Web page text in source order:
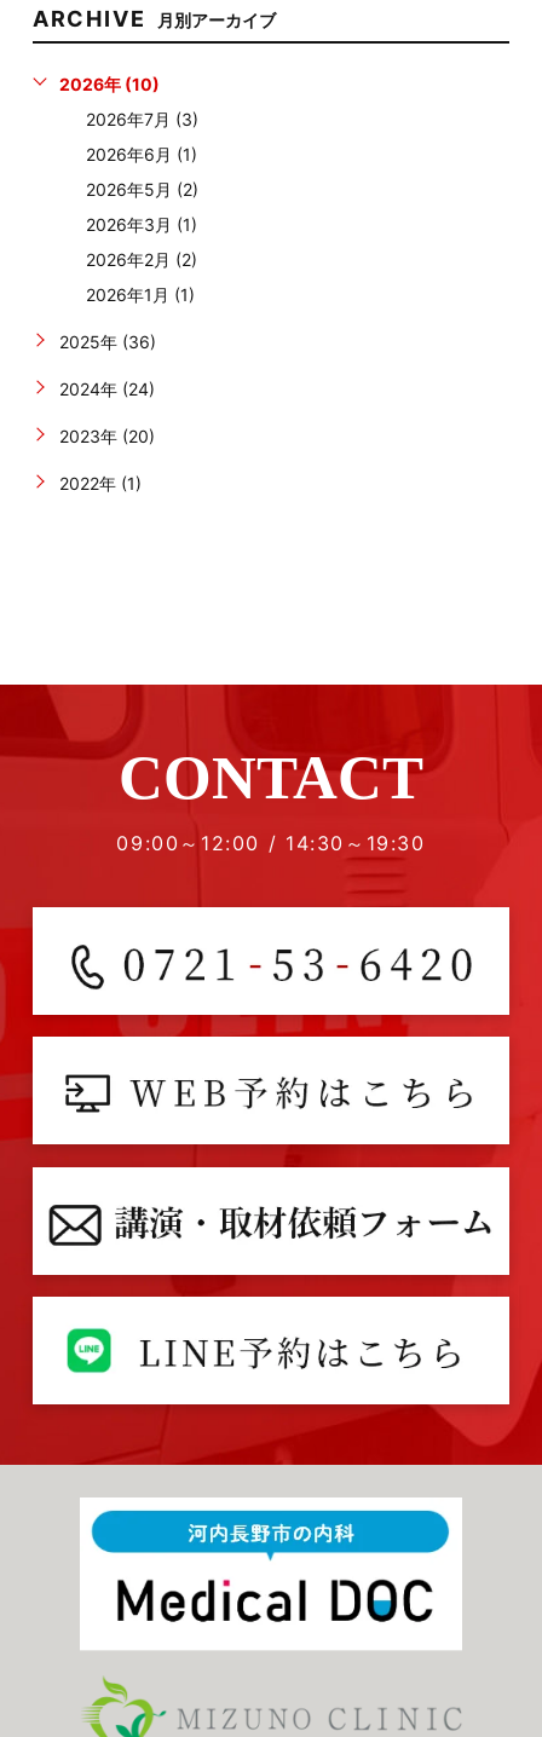
ARCHIVE 月別アーカイブ
2026年 (10)
2026年7月 (3)
2026年6月 (1)
2026年5月 (2)
2026年3月 (1)
2026年2月 (2)
2026年1月 (1)
2025年 (36)
2024年 (24)
2023年 (20)
2022年 (1)
CONTACT
09:00～12:00 / 14:30～19:30